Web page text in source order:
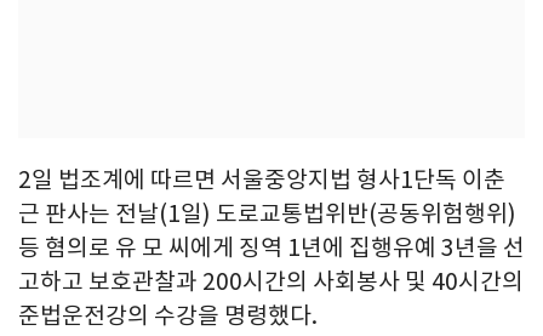
2일 법조계에 따르면 서울중앙지법 형사1단독 이춘
근 판사는 전날(1일) 도로교통법위반(공동위험행위)
등 혐의로 유 모 씨에게 징역 1년에 집행유예 3년을 선
고하고 보호관찰과 200시간의 사회봉사 및 40시간의
준법운전강의 수강을 명령했다.